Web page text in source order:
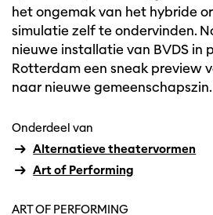
het ongemak van het hybride
simulatie zelf te ondervinden.
nieuwe installatie van BVDS in
Rotterdam een sneak preview
naar nieuwe gemeenschapszin.
Onderdeel van
Alternatieve theatervormen
Art of Performing
ART OF PERFORMING